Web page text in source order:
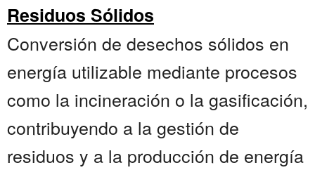
Residuos Sólidos
Conversión de desechos sólidos en
energía utilizable mediante procesos
como la incineración o la gasificación,
contribuyendo a la gestión de
residuos y a la producción de energía